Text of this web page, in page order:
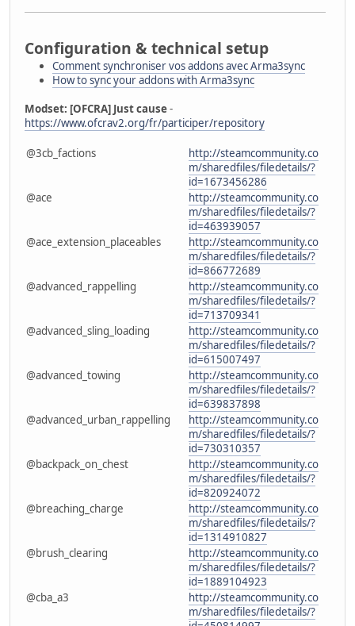
Configuration & technical setup
Comment synchroniser vos addons avec Arma3sync
How to sync your addons with Arma3sync
Modset: [OFCRA] Just cause-
https://www.ofcrav2.org/fr/participer/repository
@3cb_factions
http://steamcommunity.co
m/sharedfiles/filedetails/?
id=1673456286
@ace
http://steamcommunity.co
m/sharedfiles/filedetails/?
id=463939057
@ace_extension_placeables
http://steamcommunity.co
m/sharedfiles/filedetails/?
id=866772689
@advanced_rappelling
http://steamcommunity.co
m/sharedfiles/filedetails/?
id=713709341
@advanced_sling_loading
http://steamcommunity.co
m/sharedfiles/filedetails/?
id=615007497
@advanced_towing
http://steamcommunity.co
m/sharedfiles/filedetails/?
id=639837898
@advanced_urban_rappelling
http://steamcommunity.co
m/sharedfiles/filedetails/?
id=730310357
@backpack_on_chest
http://steamcommunity.co
m/sharedfiles/filedetails/?
id=820924072
@breaching_charge
http://steamcommunity.co
m/sharedfiles/filedetails/?
id=1314910827
@brush_clearing
http://steamcommunity.co
m/sharedfiles/filedetails/?
id=1889104923
@cba_a3
http://steamcommunity.co
m/sharedfiles/filedetails/?